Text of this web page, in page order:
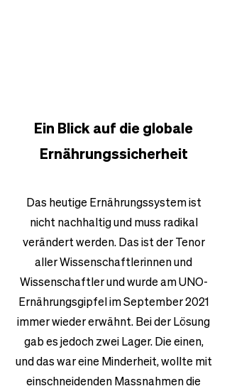
Ein Blick auf die globale
Ernährungssicherheit
Das heutige Ernährungssystem ist
nicht nachhaltig und muss radikal
verändert werden. Das ist der Tenor
aller Wissenschaftlerinnen und
Wissenschaftler und wurde am UNO-
Ernährungsgipfel im September 2021
immer wieder erwähnt. Bei der Lösung
gab es jedoch zwei Lager. Die einen,
und das war eine Minderheit, wollte mit
einschneidenden Massnahmen die